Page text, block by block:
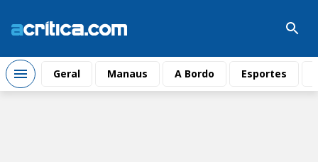
Geral Manaus A Bordo Esportes